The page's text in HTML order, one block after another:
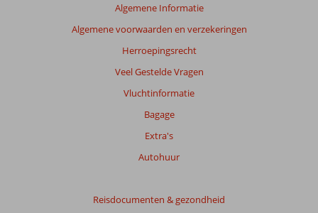
Algemene Informatie
Algemene voorwaarden en verzekeringen
Herroepingsrecht
Veel Gestelde Vragen
Vluchtinformatie
Bagage
Extra's
Autohuur
Reisdocumenten & gezondheid